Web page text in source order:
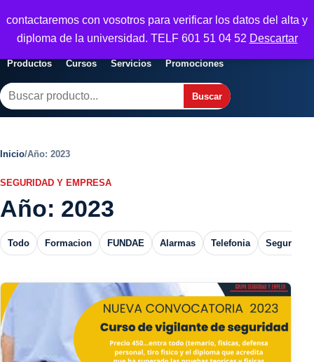
contactaremos con vosotros para verificar los datos del alta y
diploma de la universidad. TELF 601 51 04 52 Descartar
Seguridad y Empresa
empresas
Abrir menu
Productos Cursos Servicios Promociones
Buscar
Buscar
Inicio/Año: 2023
SEGURIDAD Y EMPRESA
Año: 2023
Todo Formacion FUNDAE Alarmas Telefonia Seguros